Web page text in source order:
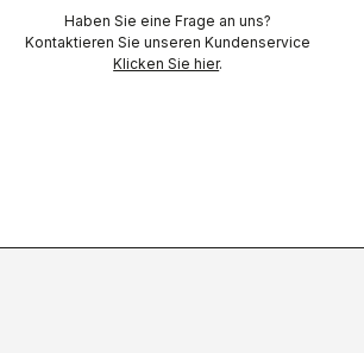
Haben Sie eine Frage an uns?
Kontaktieren Sie unseren Kundenservice
Klicken Sie hier.